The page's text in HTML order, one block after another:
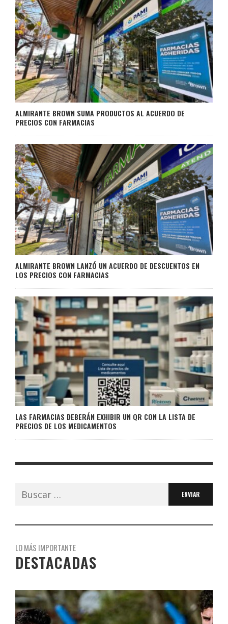
ALMIRANTE BROWN SUMA PRODUCTOS AL ACUERDO DE
PRECIOS CON FARMACIAS
ALMIRANTE BROWN LANZÓ UN ACUERDO DE DESCUENTOS EN
LOS PRECIOS CON FARMACIAS
LAS FARMACIAS DEBERÁN EXHIBIR UN QR CON LA LISTA DE
PRECIOS DE LOS MEDICAMENTOS
Buscar:
LO MÁS IMPORTANTE
DESTACADAS